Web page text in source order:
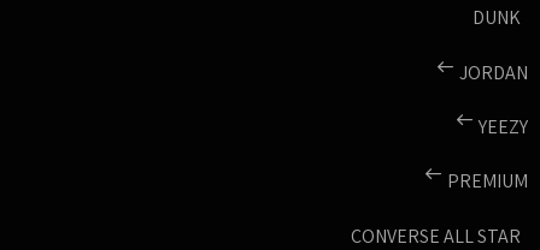
DUNK
JORDAN
YEEZY
PREMIUM
CONVERSE ALL STAR